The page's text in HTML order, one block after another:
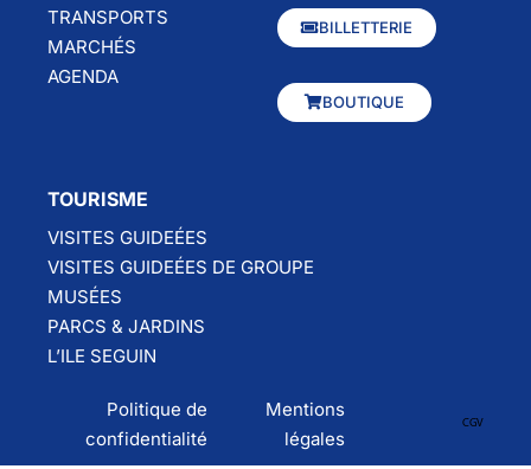
TRANSPORTS
MARCHÉS
AGENDA
BILLETTERIE
BOUTIQUE
TOURISME
VISITES GUIDEÉES
VISITES GUIDEÉES DE GROUPE
MUSÉES
PARCS & JARDINS
L’ILE SEGUIN
Politique de
confidentialité
Mentions
légales
CGV